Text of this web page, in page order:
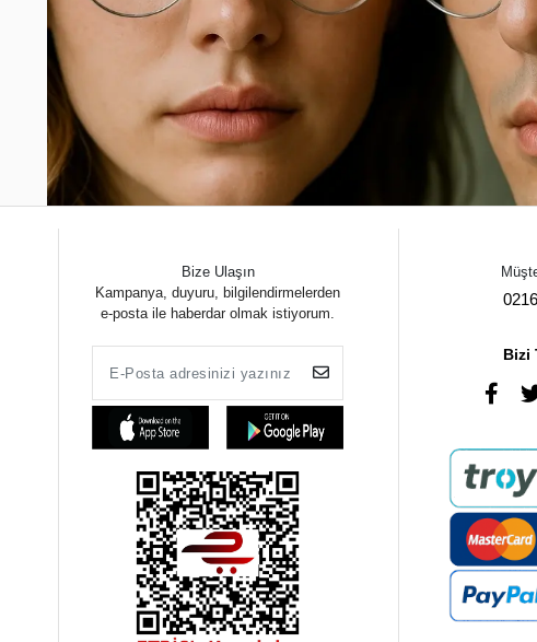
Bize Ulaşın
Kampanya, duyuru, bilgilendirmelerden
e-posta ile haberdar olmak istiyorum.
Bizi